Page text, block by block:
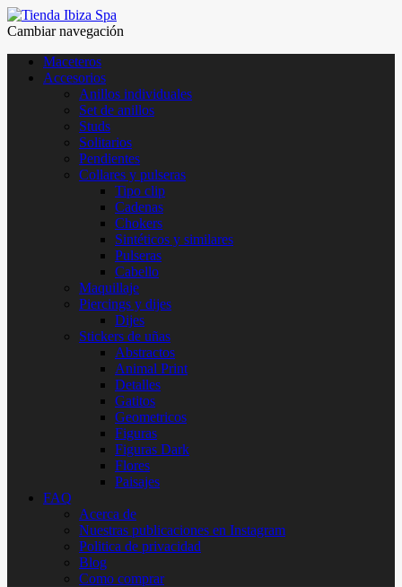
Cambiar navegación
Maceteros
Accesorios
Anillos individuales
Set de anillos
Studs
Solitarios
Pendientes
Collares y pulseras
Tipo clip
Cadenas
Chokers
Sintéticos y similares
Pulseras
Cabello
Maquillaje
Piercings y dijes
Dijes
Stickers de uñas
Abstractos
Animal Print
Detalles
Gatitos
Geometricos
Figuras
Figuras Dark
Flores
Paisajes
FAQ
Acerca de
Nuestras publicaciones en Instagram
Politica de privacidad
Blog
Como comprar